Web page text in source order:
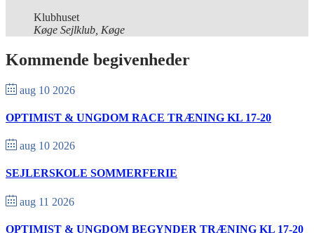
Klubhuset
Køge Sejlklub, Køge
Kommende begivenheder
aug 10 2026
OPTIMIST & UNGDOM RACE TRÆNING KL 17-20
aug 10 2026
SEJLERSKOLE SOMMERFERIE
aug 11 2026
OPTIMIST & UNGDOM BEGYNDER TRÆNING KL 17-20